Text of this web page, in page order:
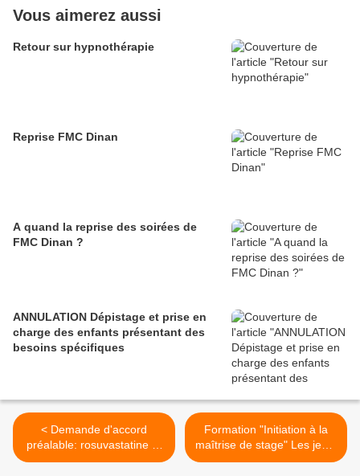
Vous aimerez aussi
Retour sur hypnothérapie
Reprise FMC Dinan
A quand la reprise des soirées de
FMC Dinan ?
ANNULATION Dépistage et prise en
charge des enfants présentant des
besoins spécifiques
< Demande d'accord
préalable: rosuvastatine et
ezétimibe......
Formation "Initiation à la
maîtrise de stage" Les jeudi
6 et vendredi 7 novembre A